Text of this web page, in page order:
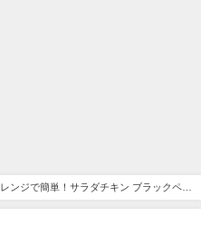
レンジで簡単！サラダチキン ブラックペッ